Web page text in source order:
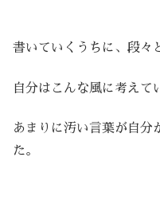
書いていくうちに、段々
自分はこんな風に考えて
あまりに汚い言葉が自分
た。